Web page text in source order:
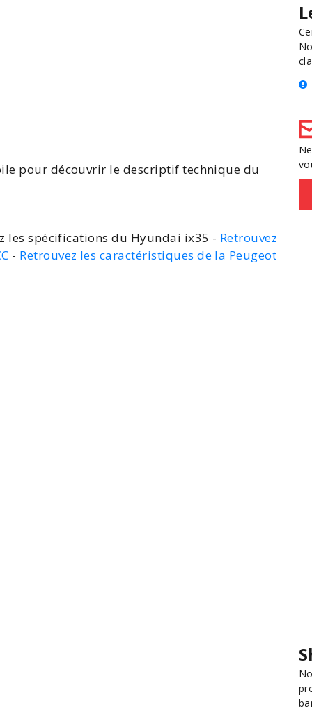
pour découvrir le descriptif technique du
les spécifications du Hyundai ix35 - Retrouvez
- Retrouvez les caractéristiques de la Peugeot